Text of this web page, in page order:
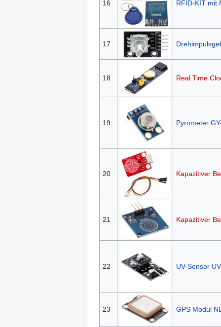
16 RFID-KIT mit
17
18 Real Time
19 Pyrometer
20 Kapazitiver
21 Kapazitiver
22 UV-Sensor
23 GPS Modul